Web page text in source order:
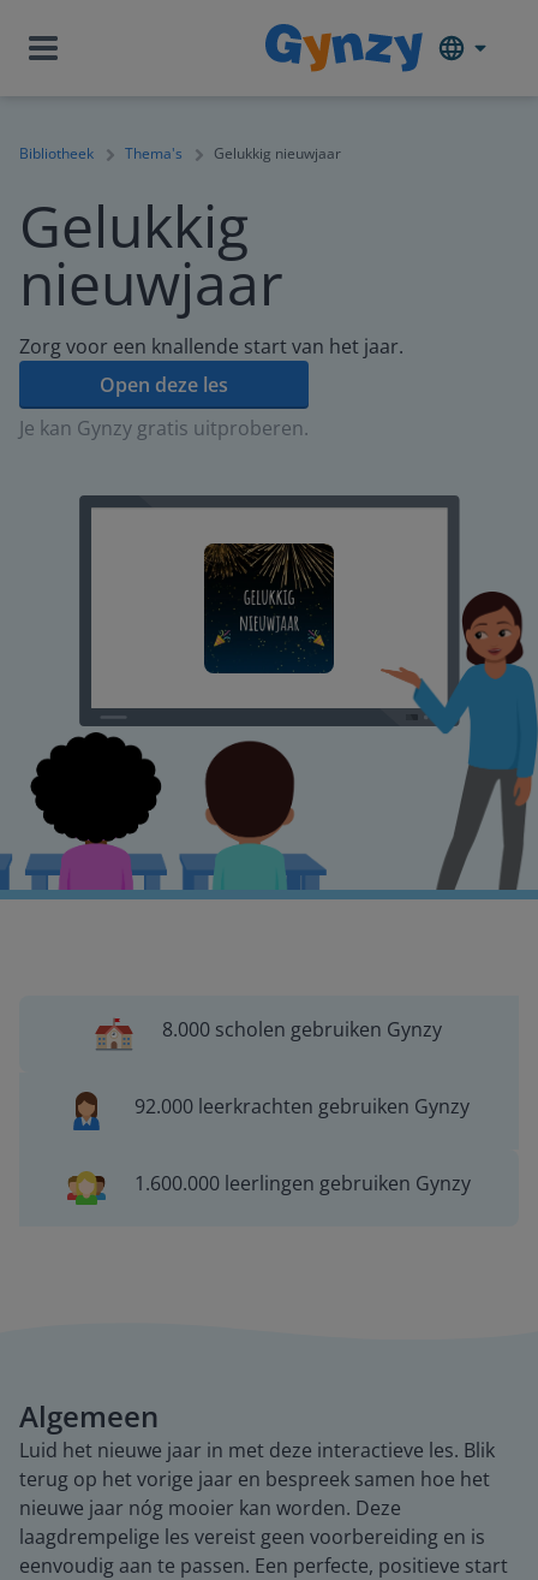
Bibliotheek Thema's Gelukkig nieuwjaar
Gelukkig
nieuwjaar
Zorg voor een knallende start van het jaar.
Open deze les
Je kan Gynzy gratis uitproberen.
8.000 scholen gebruiken Gynzy
92.000 leerkrachten gebruiken Gynzy
1.600.000 leerlingen gebruiken Gynzy
Algemeen
Luid het nieuwe jaar in met deze interactieve les. Blik
terug op het vorige jaar en bespreek samen hoe het
nieuwe jaar nóg mooier kan worden. Deze
laagdrempelige les vereist geen voorbereiding en is
eenvoudig aan te passen. Een perfecte, positieve start